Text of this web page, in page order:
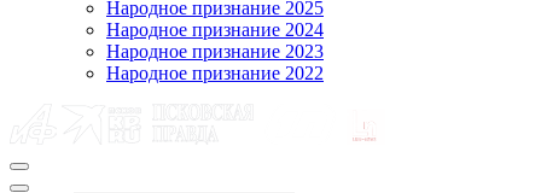
Народное признание 2025
Народное признание 2024
Народное признание 2023
Народное признание 2022